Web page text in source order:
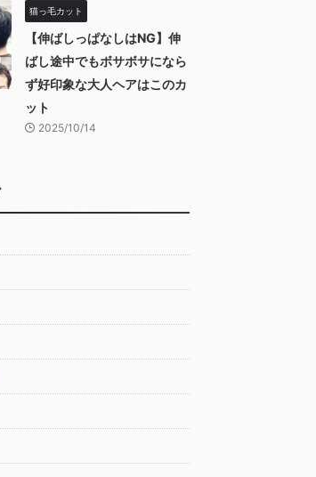
猫っ毛カット
【伸ばしっぱなしはNG】伸
ばし途中でもボサボサになら
ず好印象な大人ヘアはこのカ
ット
2025/10/14